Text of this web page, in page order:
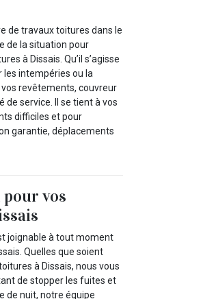
de travaux toitures dans le
de la situation pour
à Dissais. Qu’il s’agisse
intempéries ou la
revêtements, couvreur
de service. Il se tient à vos
difficiles et pour
garantie, déplacements
vos
joignable à tout moment
Quelles que soient
à Dissais, nous vous
de stopper les fuites et
de nuit, notre équipe